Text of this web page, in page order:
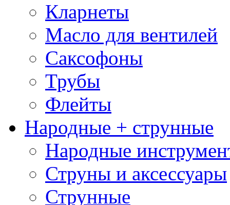
Кларнеты
Масло для вентилей
Саксофоны
Трубы
Флейты
Народные + струнные
Народные
Струны и аксессуары
Струнные